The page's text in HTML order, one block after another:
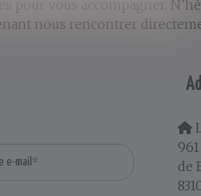
vous accompagner.
nous rencontrer
de